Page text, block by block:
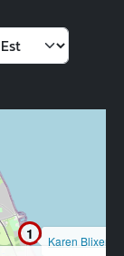
1
Karen Blixen